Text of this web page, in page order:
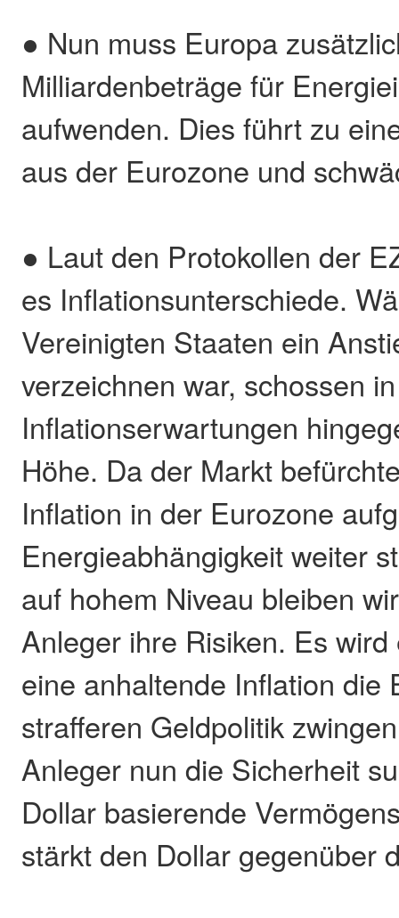
● Nun muss Europa
Milliardenbeträge für
aufwenden. Dies führt zu
aus der Eurozone und
● Laut den Protokollen der
es Inflationsunterschiede.
Vereinigten Staaten ein
verzeichnen war, schossen
Inflationserwartungen
Höhe. Da der Markt
Inflation in der Eurozone
Energieabhängigkeit weiter
auf hohem Niveau bleiben
Anleger ihre Risiken. Es
eine anhaltende Inflation die
strafferen Geldpolitik
Anleger nun die Sicherheit
Dollar basierende
stärkt den Dollar gegenüber